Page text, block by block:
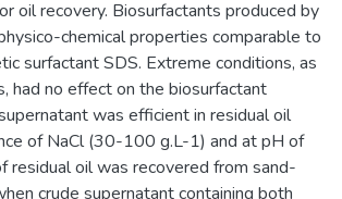
oil recovery. Biosurfactants produced by
chemical properties comparable to
surfactant SDS. Extreme conditions, as
had no effect on the biosurfactant
was efficient in residual oil
of NaCl (30-100 g.L-1) and at pH of
residual oil was recovered from sand-
crude supernatant containing both